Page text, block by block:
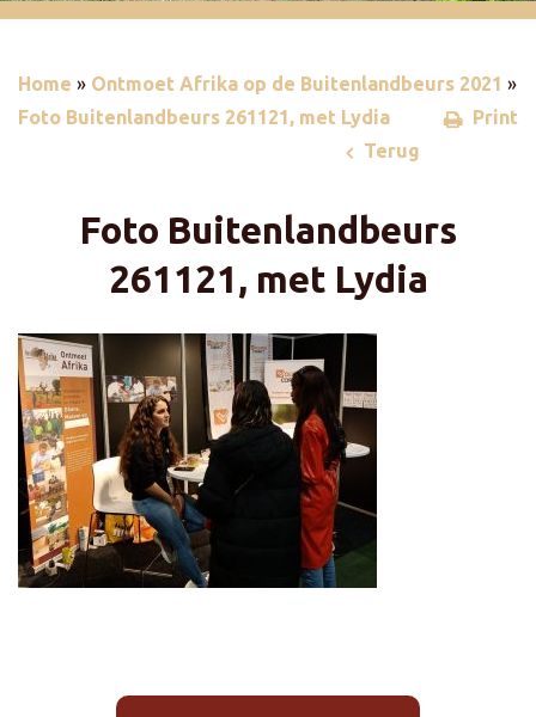
Home » Ontmoet Afrika op de Buitenlandbeurs 2021 »
Foto Buitenlandbeurs 261121, met Lydia
Print
Terug
Foto Buitenlandbeurs
261121, met Lydia